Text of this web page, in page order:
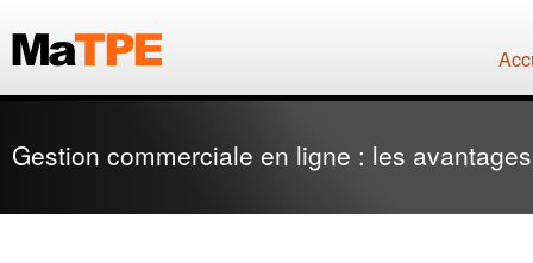
Gestion commerciale en ligne : les avantages